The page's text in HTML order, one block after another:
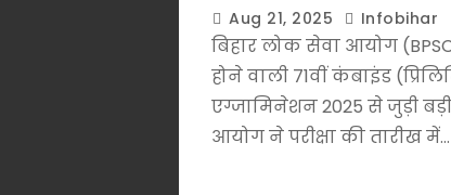
Aug 21, 2025 Infobihar
बिहार लोक सेवा आयोग
होने वाली 71वीं कंबाइंड
एग्जामिनेशन 2025 से जुड़ी
आयोग ने परीक्षा की तारीख में…